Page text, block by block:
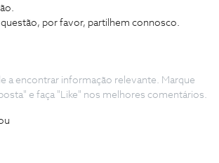
por favor, partilhem connosco.
a encontrar informação relevante. Marque
e faça "Like" nos melhores comentários.